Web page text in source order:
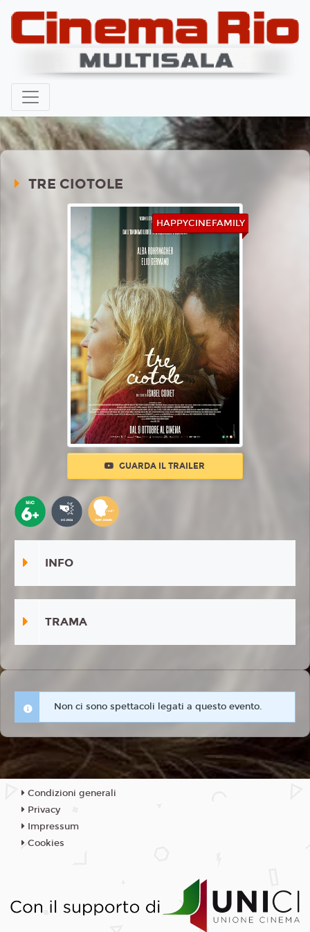
TRE CIOTOLE
HAPPYCINEFAMILY
GUARDA IL TRAILER
INFO
TRAMA
Non ci sono spettacoli legati a questo evento.
Condizioni generali
Privacy
Impressum
Cookies